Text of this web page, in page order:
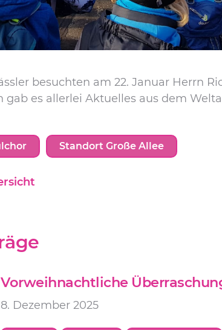
besuchten am 22. Januar Herrn
gab es allerlei Aktuelles aus dem
Standort Große Allee
Vorweihnachtliche
8. Dezember 2025